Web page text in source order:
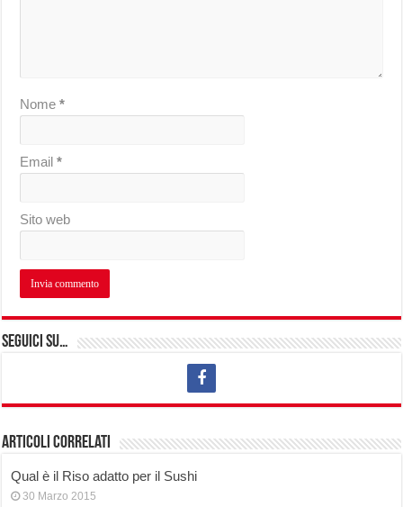
Nome*
Email*
Sito web
Seguici su…
Articoli correlati
Qual è il Riso adatto per il Sushi
30 Marzo 2015